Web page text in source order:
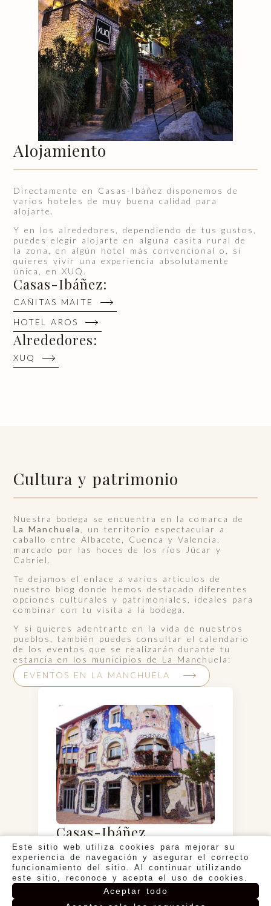
Alojamiento
Directamente en Casas-Ibáñez disponemos de
varios hoteles de muy buena calidad para
alojarte.
Y en los alrededores, dependiendo de tus gustos,
puedes elegir alojarte en alguna casita rural de
la zona, en algún hotel más convencional o, si
quieres vivir una experiencia absolutamente
única, en XUQ.
Casas-Ibáñez:
CAÑITAS MAITE
HOTEL AROS
Alrededores:
XUQ
Cultura y patrimonio
Nuestra bodega se encuentra en la comarca de
La Manchuela
, un territorio espectacular a
caballo entre Albacete, Cuenca y Valencia,
marcado por las hoces de los ríos Júcar y
Cabriel.
Te dejamos el enlace a varios artículos de
nuestro blog donde hemos destacado diferentes
opciones culturales y patrimoniales, ideales para
combinar con tu visita a la bodega.
Y si quieres adentrarte en la vida de nuestros
pueblos, también puedes consultar el calendario
de los eventos que se realizarán durante tu
estancia en los municipios de La Manchuela:
EVENTOS EN LA MANCHUELA
Casas-Ibáñez
Nuestro pueblo es la capital de
la comarca y tiene un
patrimonio que merece un
paseo. Destaca la Iglesia de San
Juan Bautista (siglo XVII) y la
Ermita de la Virgen de la
Este sitio web utiliza cookies para mejorar su
experiencia de navegación y asegurar el correcto
funcionamiento del sitio. Al continuar utilizando
este sitio, reconoce y acepta el uso de cookies.
Aceptar todo